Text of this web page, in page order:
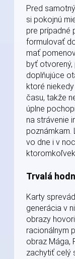
Pred
si pokojnú
pre prípadné
formulovať
mať
byť
doplňujúce
ktoré
času, takže
úplne
na strávenie
poznámkam.
vo dne i v
Trvalá
Karty
generácia v
obrazy
racionálnym
obraz Mága,
zachytiť celý